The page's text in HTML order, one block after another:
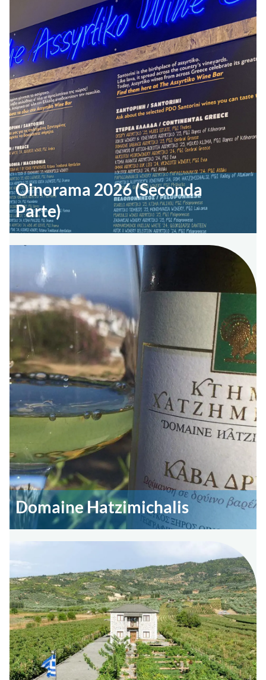
Oinorama 2026 (Seconda
Parte)
Domaine Hatzimichalis